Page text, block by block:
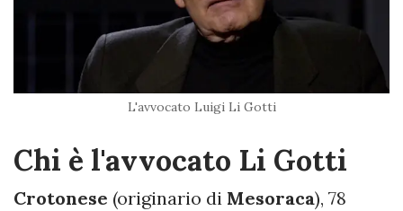
L'avvocato Luigi Li Gotti
Chi è l'avvocato Li Gotti
Crotonese (originario di Mesoraca), 78